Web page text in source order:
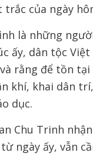
của ngày
là những
ấy, dân tộc
rằng để tồn
khí, khai dân
dục.
Chu Trinh
ngày ấy, vẫn